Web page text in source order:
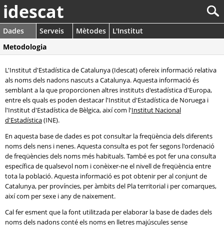
idescat
Dades Serveis Mètodes
L'Institut
Metodologia
L'Institut d'Estadística de Catalunya (Idescat) ofereix informació relativa
als noms dels nadons nascuts a Catalunya. Aquesta informació és
semblant a la que proporcionen altres instituts d'estadística d'Europa,
entre els quals es poden destacar l'Institut d'Estadística de Noruega i
l'Institut d'Estadística de Bèlgica, així com l'Institut Nacional
d'Estadística(INE).
En aquesta base de dades es pot consultar la freqüència dels diferents
noms dels nens i nenes. Aquesta consulta es pot fer segons l'ordenació
de freqüències dels noms més habituals. També es pot fer una consulta
específica de qualsevol nom i conèixer-ne el nivell de freqüència entre
tota la població. Aquesta informació es pot obtenir per al conjunt de
Catalunya, per províncies, per àmbits del Pla territorial i per comarques,
així com per sexe i any de naixement.
Cal fer esment que la font utilitzada per elaborar la base de dades dels
noms dels nadons conté els noms en lletres majúscules sense